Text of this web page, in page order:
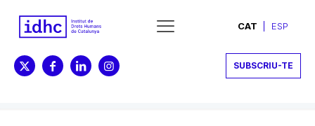
CAT ESP
SUBSCRIU-TE